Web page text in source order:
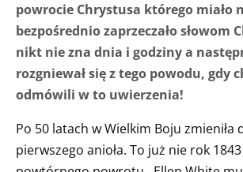
powrocie Chrystusa którego miało
bezpośrednio zaprzeczało słowom
nikt nie zna dnia i godziny a
rozgniewał się z tego powodu, gdy
odmówili w to uwierzenia!
Po 50 latach w Wielkim Boju zmieniła
pierwszego anioła. To już nie rok